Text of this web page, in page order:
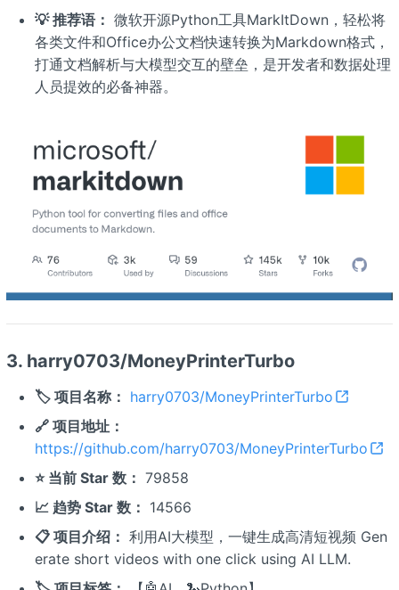
💡 推荐语： 微软开源Python工具MarkItDown，轻松将
各类文件和Office办公文档快速转换为Markdown格式，
打通文档解析与大模型交互的壁垒，是开发者和数据处理
人员提效的必备神器。
3. harry0703/MoneyPrinterTurbo
🏷️ 项目名称： harry0703/MoneyPrinterTurbo
🔗 项目地址：
https://github.com/harry0703/MoneyPrinterTurbo
⭐ 当前 Star 数： 79858
📈 趋势 Star 数： 14566
📋 项目介绍： 利用AI大模型，一键生成高清短视频 Gen
erate short videos with one click using AI LLM.